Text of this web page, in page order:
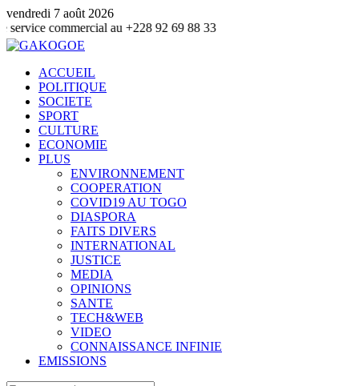
vendredi 7 août 2026
au +228 92 69 88 33
ACCUEIL
POLITIQUE
SOCIETE
SPORT
CULTURE
ECONOMIE
PLUS
ENVIRONNEMENT
COOPERATION
COVID19 AU TOGO
DIASPORA
FAITS DIVERS
INTERNATIONAL
JUSTICE
MEDIA
OPINIONS
SANTE
TECH&WEB
VIDEO
CONNAISSANCE INFINIE
EMISSIONS